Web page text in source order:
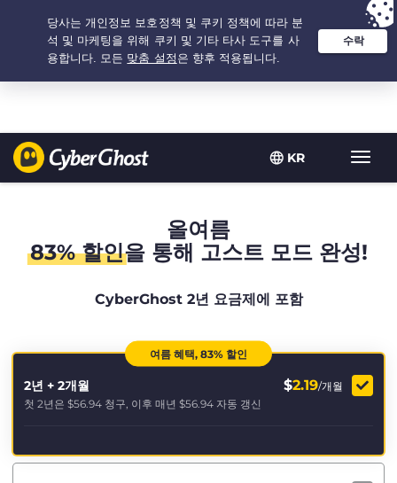
KR
탐
색
추천 옵션: 최저가 - 2.1666666666667년 $ 2.19 /개월
올여름
83% 할인을 통해 고스트 모드 완성!
CyberGhost 2년 요금제에 포함
여름 혜택, 83% 할인
2년 + 2개월 $2.19/개월
첫 2년은 $56.94 청구, 이후 매년 $56.94 자동 갱신